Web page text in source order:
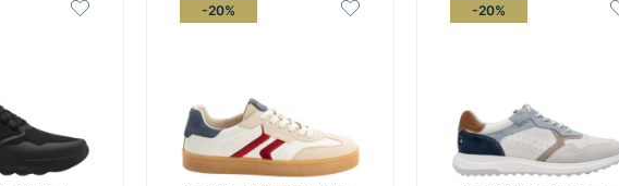
-20% -20%